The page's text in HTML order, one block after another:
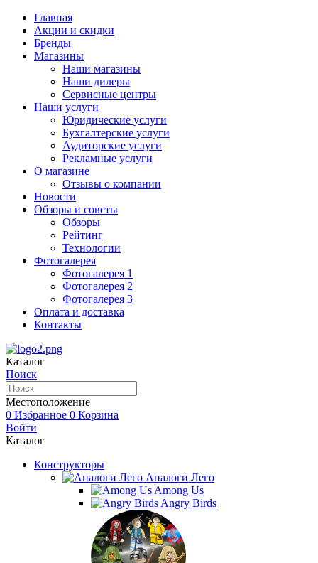
Главная
Акции и скидки
Бренды
Магазины
Наши магазины
Наши дилеры
Сервисные центры
Наши услуги
Юридические услуги
Бухгалтерские услуги
Аудиторские услуги
Рекламные услуги
О магазине
Отзывы о компании
Новости
Обзоры и советы
Обзоры
Рейтинг
Технологии
Фотогалерея
Фотогалерея 1
Фотогалерея 2
Фотогалерея 3
Оплата и доставка
Контакты
Каталог
Поиск
Местоположение
0 Избранное 0 Корзина
Войти
Каталог
Конструкторы
Аналоги Лего
Among Us
Angry Birds